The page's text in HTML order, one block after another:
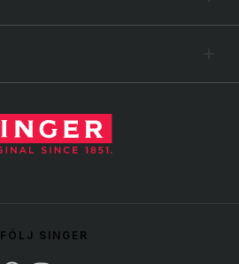
FÖLJ SINGER